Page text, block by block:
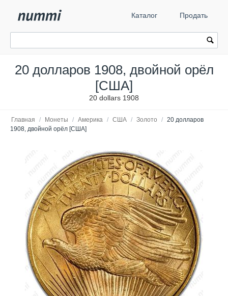
Каталог Продать
20 долларов 1908, двойной орёл
[США]
20 dollars 1908
Главная / Монеты / Америка / США / Золото / 20 долларов
1908, двойной орёл [США]